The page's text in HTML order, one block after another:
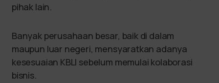
pihak lain.
Banyak perusahaan besar, baik di dalam
maupun luar negeri, mensyaratkan adanya
kesesuaian KBLI sebelum memulai kolaborasi
bisnis.